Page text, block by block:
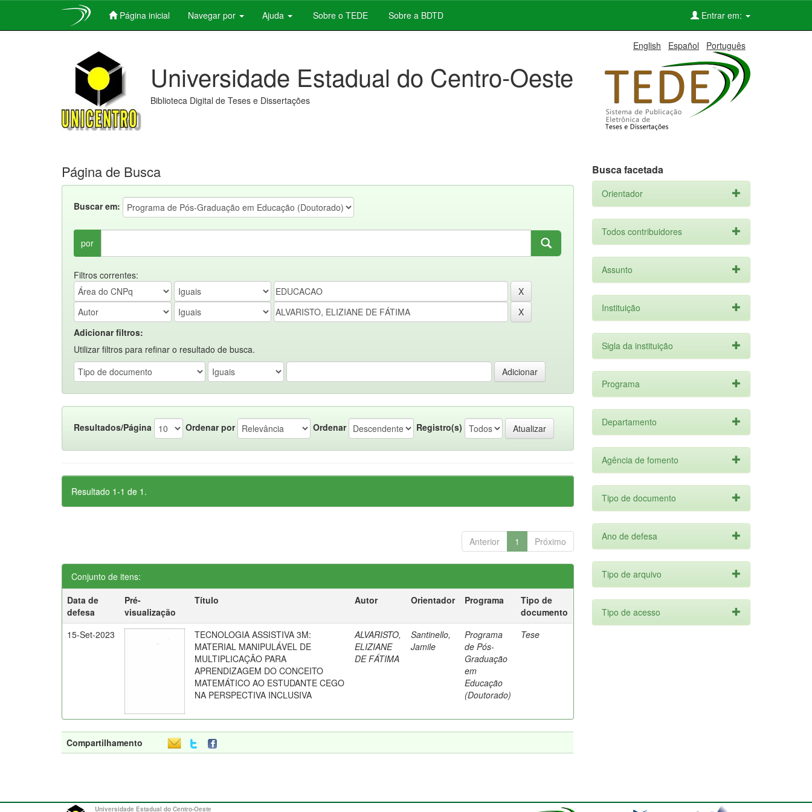
Página inicial Navegar por Ajuda Sobre o TEDE Sobre a BDTD Entrar em:
English Español Português
Universidade Estadual do Centro-Oeste
Biblioteca Digital de Teses e Dissertações
Página de Busca
Buscar em:
por
Filtros correntes:
Adicionar filtros:
Utilizar filtros para refinar o resultado de busca.
Resultados/Página Ordenar por Ordenar Registro(s)
Resultado 1-1 de 1.
Anterior 1 Próximo
Conjunto de itens:
Data de
defesa
Pré-
visualização
Título Autor Orientador Programa
Tipo de
documento
15-Set-2023
TECNOLOGIA ASSISTIVA 3M:
MATERIAL MANIPULÁVEL DE
MULTIPLICAÇÃO PARA
APRENDIZAGEM DO CONCEITO
MATEMÁTICO AO ESTUDANTE CEGO
NA PERSPECTIVA INCLUSIVA
ALVARISTO,
ELIZIANE
DE FÁTIMA
Santinello,
Jamile
Programa
de Pós-
Graduação
em
Educação
(Doutorado)
Tese
Compartilhamento
Busca facetada
Orientador
Todos contribuidores
Assunto
Instituição
Sigla da instituição
Programa
Departamento
Agência de fomento
Tipo de documento
Ano de defesa
Tipo de arquivo
Tipo de acesso
Universidade Estadual do Centro-Oeste